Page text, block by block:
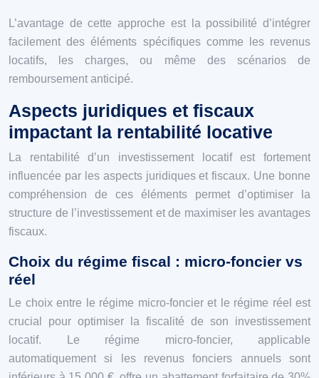
L’avantage de cette approche est la possibilité d’intégrer
facilement des éléments spécifiques comme les revenus
locatifs, les charges, ou même des scénarios de
remboursement anticipé.
Aspects juridiques et fiscaux
impactant la rentabilité locative
La rentabilité d’un investissement locatif est fortement
influencée par les aspects juridiques et fiscaux. Une bonne
compréhension de ces éléments permet d’optimiser la
structure de l’investissement et de maximiser les avantages
fiscaux.
Choix du régime fiscal : micro-foncier vs
réel
Le choix entre le régime micro-foncier et le régime réel est
crucial pour optimiser la fiscalité de son investissement
locatif. Le régime micro-foncier, applicable
automatiquement si les revenus fonciers annuels sont